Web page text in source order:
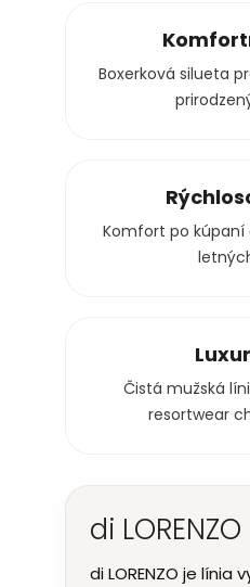
Boxerková silueta
Komfort po kúpaní
Čistá mužská
resortwear
di
di LORENZO je línia